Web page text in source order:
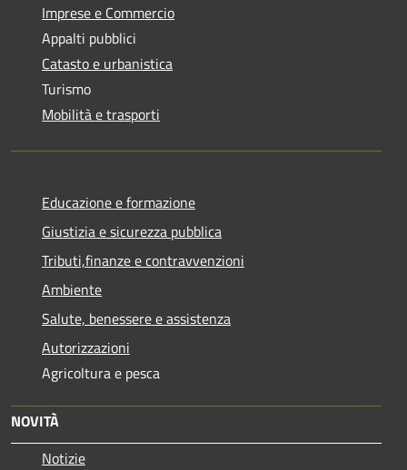
Imprese e Commercio
Appalti pubblici
Catasto e urbanistica
Turismo
Mobilità e trasporti
Educazione e formazione
Giustizia e sicurezza pubblica
Tributi,finanze e contravvenzioni
Ambiente
Salute, benessere e assistenza
Autorizzazioni
Agricoltura e pesca
NOVITÀ
Notizie